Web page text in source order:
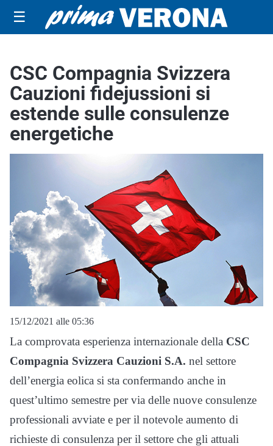
☰
CSC Compagnia Svizzera
Cauzioni fidejussioni si
estende sulle consulenze
energetiche
15/12/2021 alle 05:36
La comprovata esperienza internazionale della CSC
Compagnia Svizzera Cauzioni S.A. nel settore
dell’energia eolica si sta confermando anche in
quest’ultimo semestre per via delle nuove consulenze
professionali avviate e per il notevole aumento di
richieste di consulenza per il settore che gli attuali